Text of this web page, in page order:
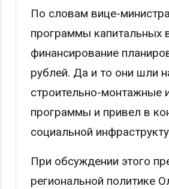
По словам вице-
программы капитальных
финансирование
рублей. Да и то они шли
строительно-монтажные
программы и привел в
социальной
При обсуждении этого
региональной политике